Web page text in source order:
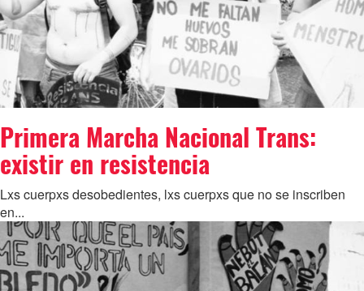
Primera Marcha Nacional Trans:
existir en resistencia
Lxs cuerpxs desobedientes, lxs cuerpxs que no se inscriben
en...